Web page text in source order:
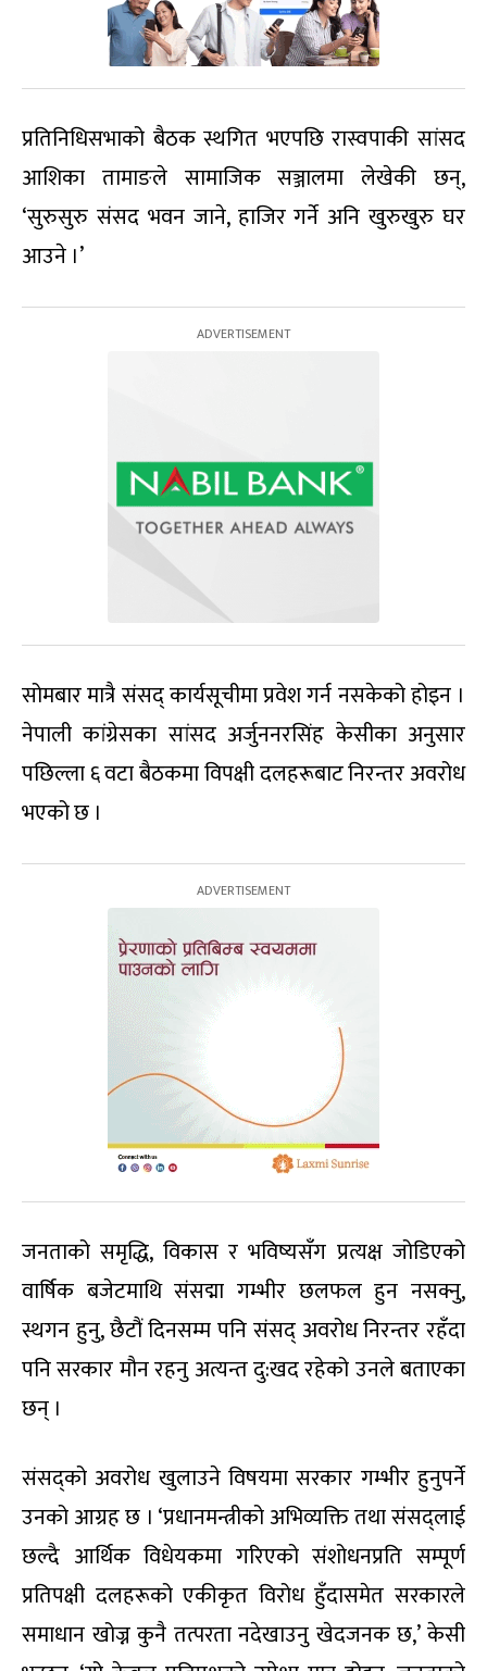
प्रतिनिधिसभाको बैठक स्थगित भएपछि रास्वपाकी सांसद
आशिका तामाङले सामाजिक सञ्जालमा लेखेकी छन्,
‘सुरुसुरु संसद भवन जाने, हाजिर गर्ने अनि खुरुखुरु घर
आउने ।’
सोमबार मात्रै संसद् कार्यसूचीमा प्रवेश गर्न नसकेको होइन ।
नेपाली कांग्रेसका सांसद अर्जुननरसिंह केसीका अनुसार
पछिल्ला ६ वटा बैठकमा विपक्षी दलहरूबाट निरन्तर अवरोध
भएको छ ।
जनताको समृद्धि, विकास र भविष्यसँग प्रत्यक्ष जोडिएको
वार्षिक बजेटमाथि संसद्मा गम्भीर छलफल हुन नसक्नु,
स्थगन हुनु, छैटौं दिनसम्म पनि संसद् अवरोध निरन्तर रहँदा
पनि सरकार मौन रहनु अत्यन्त दु:खद रहेको उनले बताएका
छन् ।
संसद्को अवरोध खुलाउने विषयमा सरकार गम्भीर हुनुपर्ने
उनको आग्रह छ । ‘प्रधानमन्त्रीको अभिव्यक्ति तथा संसद्लाई
छल्दै आर्थिक विधेयकमा गरिएको संशोधनप्रति सम्पूर्ण
प्रतिपक्षी दलहरूको एकीकृत विरोध हुँदासमेत सरकारले
समाधान खोज्न कुनै तत्परता नदेखाउनु खेदजनक छ,’ केसी